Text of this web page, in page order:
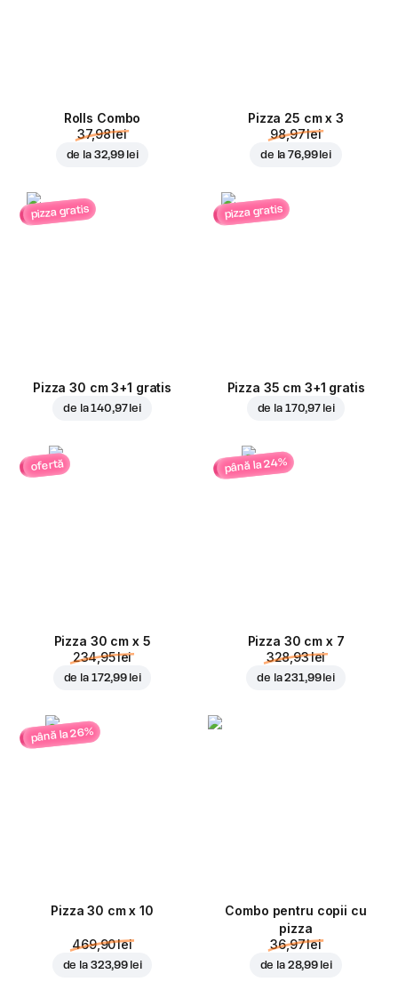
Rolls Combo
37,98 lei
de la 32,99 lei
Pizza 25 cm x 3
98,97 lei
de la76,99 lei
pizza gratis
Pizza 30 cm 3+1 gratis
de la140,97 lei
pizza gratis
Pizza 35 cm 3+1 gratis
de la 170,97 lei
ofertă
Pizza 30 cm x 5
234,95 lei
de la 172,99 lei
până la 24%
Pizza 30 cm x 7
328,93 lei
de la231,99 lei
până la 26%
Pizza 30 cm x 10
469,90 lei
de la 323,99 lei
Combo pentru copii cu
pizza
36,97 lei
de la 28,99 lei